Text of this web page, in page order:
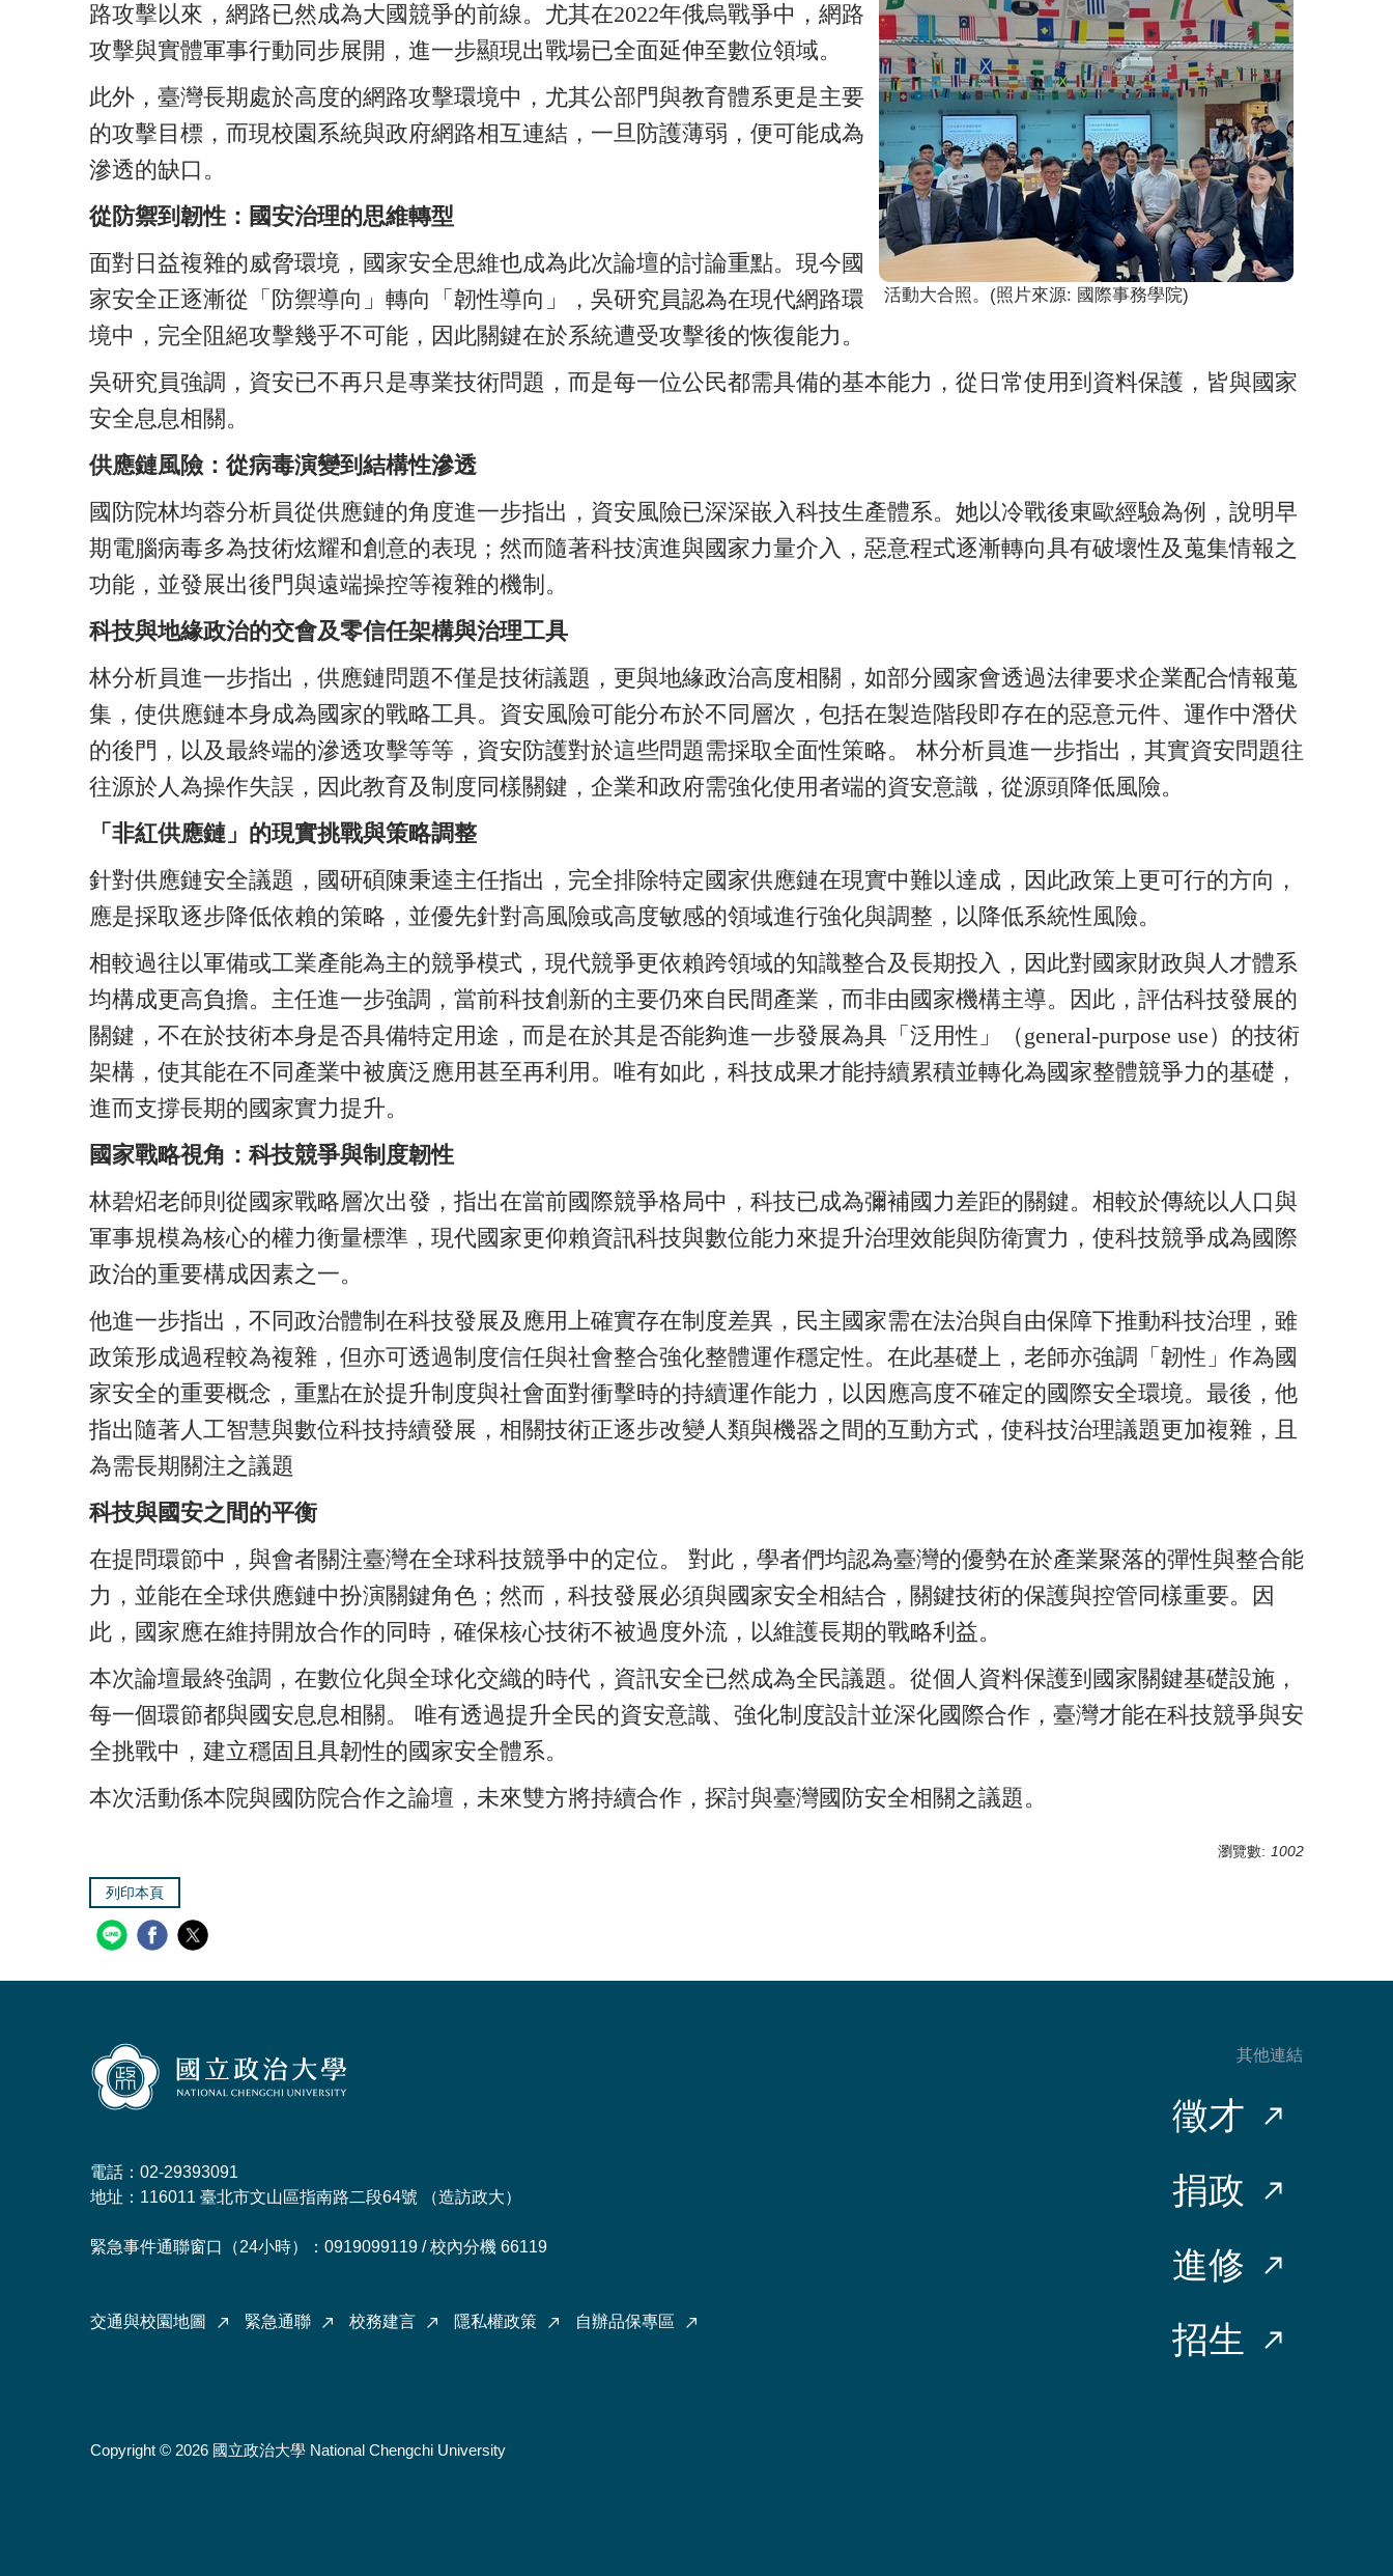
活動大合照。(照片來源: 國際事務學院)
路攻擊以來，網路已然成為大國競爭的前線。尤其在2022年俄烏戰爭中，網路
攻擊與實體軍事行動同步展開，進一步顯現出戰場已全面延伸至數位領域。
此外，臺灣長期處於高度的網路攻擊環境中，尤其公部門與教育體系更是主要
的攻擊目標，而現校園系統與政府網路相互連結，一旦防護薄弱，便可能成為
滲透的缺口。
從防禦到韌性：國安治理的思維轉型
面對日益複雜的威脅環境，國家安全思維也成為此次論壇的討論重點。現今國
家安全正逐漸從「防禦導向」轉向「韌性導向」，吳研究員認為在現代網路環
境中，完全阻絕攻擊幾乎不可能，因此關鍵在於系統遭受攻擊後的恢復能力。
吳研究員強調，資安已不再只是專業技術問題，而是每一位公民都需具備的基本能力，從日常使用到資料保護，皆與國家
安全息息相關。
供應鏈風險：從病毒演變到結構性滲透
國防院林均蓉分析員從供應鏈的角度進一步指出，資安風險已深深嵌入科技生產體系。她以冷戰後東歐經驗為例，說明早
期電腦病毒多為技術炫耀和創意的表現；然而隨著科技演進與國家力量介入，惡意程式逐漸轉向具有破壞性及蒐集情報之
功能，並發展出後門與遠端操控等複雜的機制。
科技與地緣政治的交會及零信任架構與治理工具
林分析員進一步指出，供應鏈問題不僅是技術議題，更與地緣政治高度相關，如部分國家會透過法律要求企業配合情報蒐
集，使供應鏈本身成為國家的戰略工具。資安風險可能分布於不同層次，包括在製造階段即存在的惡意元件、運作中潛伏
的後門，以及最終端的滲透攻擊等等，資安防護對於這些問題需採取全面性策略。 林分析員進一步指出，其實資安問題往
往源於人為操作失誤，因此教育及制度同樣關鍵，企業和政府需強化使用者端的資安意識，從源頭降低風險。
「非紅供應鏈」的現實挑戰與策略調整
針對供應鏈安全議題，國研碩陳秉逵主任指出，完全排除特定國家供應鏈在現實中難以達成，因此政策上更可行的方向，
應是採取逐步降低依賴的策略，並優先針對高風險或高度敏感的領域進行強化與調整，以降低系統性風險。
相較過往以軍備或工業產能為主的競爭模式，現代競爭更依賴跨領域的知識整合及長期投入，因此對國家財政與人才體系
均構成更高負擔。主任進一步強調，當前科技創新的主要仍來自民間產業，而非由國家機構主導。因此，評估科技發展的
關鍵，不在於技術本身是否具備特定用途，而是在於其是否能夠進一步發展為具「泛用性」（general-purpose use）的技術
架構，使其能在不同產業中被廣泛應用甚至再利用。唯有如此，科技成果才能持續累積並轉化為國家整體競爭力的基礎，
進而支撐長期的國家實力提升。
國家戰略視角：科技競爭與制度韌性
林碧炤老師則從國家戰略層次出發，指出在當前國際競爭格局中，科技已成為彌補國力差距的關鍵。相較於傳統以人口與
軍事規模為核心的權力衡量標準，現代國家更仰賴資訊科技與數位能力來提升治理效能與防衛實力，使科技競爭成為國際
政治的重要構成因素之一。
他進一步指出，不同政治體制在科技發展及應用上確實存在制度差異，民主國家需在法治與自由保障下推動科技治理，雖
政策形成過程較為複雜，但亦可透過制度信任與社會整合強化整體運作穩定性。在此基礎上，老師亦強調「韌性」作為國
家安全的重要概念，重點在於提升制度與社會面對衝擊時的持續運作能力，以因應高度不確定的國際安全環境。最後，他
指出隨著人工智慧與數位科技持續發展，相關技術正逐步改變人類與機器之間的互動方式，使科技治理議題更加複雜，且
為需長期關注之議題
科技與國安之間的平衡
在提問環節中，與會者關注臺灣在全球科技競爭中的定位。 對此，學者們均認為臺灣的優勢在於產業聚落的彈性與整合能
力，並能在全球供應鏈中扮演關鍵角色；然而，科技發展必須與國家安全相結合，關鍵技術的保護與控管同樣重要。因
此，國家應在維持開放合作的同時，確保核心技術不被過度外流，以維護長期的戰略利益。
本次論壇最終強調，在數位化與全球化交織的時代，資訊安全已然成為全民議題。從個人資料保護到國家關鍵基礎設施，
每一個環節都與國安息息相關。 唯有透過提升全民的資安意識、強化制度設計並深化國際合作，臺灣才能在科技競爭與安
全挑戰中，建立穩固且具韌性的國家安全體系。
本次活動係本院與國防院合作之論壇，未來雙方將持續合作，探討與臺灣國防安全相關之議題。
瀏覽數: 1002
列印本頁
電話：02-29393091
地址：116011 臺北市文山區指南路二段64號 （造訪政大）
緊急事件通聯窗口（24小時）：0919099119 / 校內分機 66119
交通與校園地圖 緊急通聯 校務建言 隱私權政策 自辦品保專區
其他連結
徵才
捐政
進修
招生
Copyright © 2026 國立政治大學 National Chengchi University